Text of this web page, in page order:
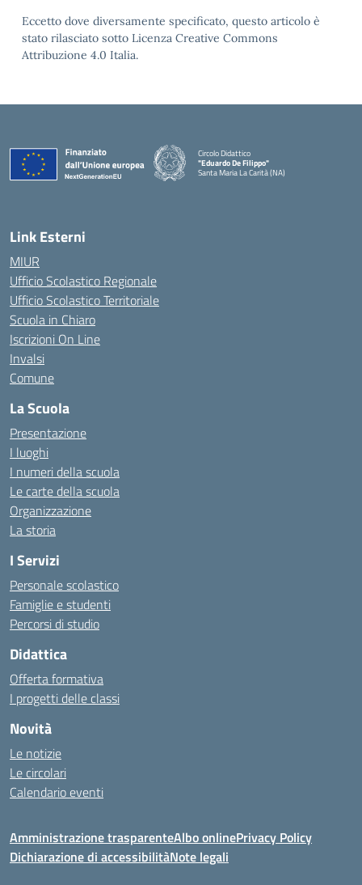
Eccetto dove diversamente specificato, questo articolo è
stato rilasciato sotto Licenza Creative Commons
Attribuzione 4.0 Italia.
Circolo Didattico
"Eduardo De Filippo"
Santa Maria La Carità (NA)
Link Esterni
MIUR
Ufficio Scolastico Regionale
Ufficio Scolastico Territoriale
Scuola in Chiaro
Iscrizioni On Line
Invalsi
Comune
La Scuola
Presentazione
I luoghi
I numeri della scuola
Le carte della scuola
Organizzazione
La storia
I Servizi
Personale scolastico
Famiglie e studenti
Percorsi di studio
Didattica
Offerta formativa
I progetti delle classi
Novità
Le notizie
Le circolari
Calendario eventi
Amministrazione trasparenteAlbo onlinePrivacy Policy
Dichiarazione di accessibilitàNote legali